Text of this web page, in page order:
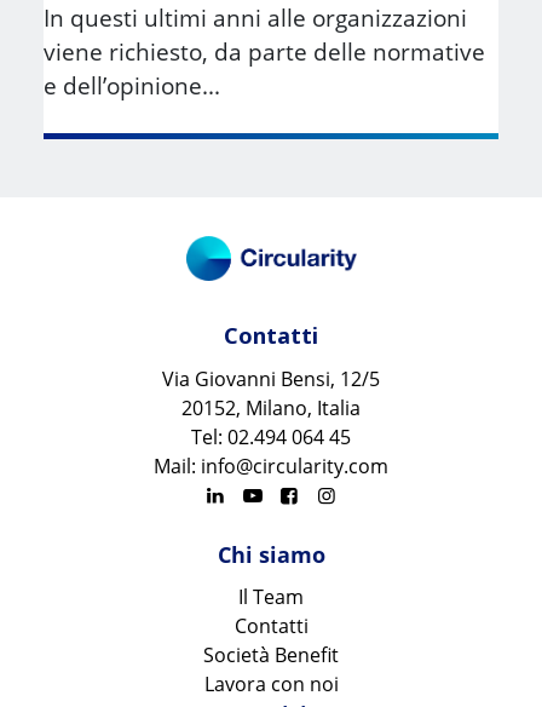
In questi ultimi anni alle organizzazioni
viene richiesto, da parte delle normative
e dell’opinione...
Contatti
Via Giovanni Bensi, 12/5
20152, Milano, Italia
Tel: 02.494 064 45
Mail: info@circularity.com
Chi siamo
Il Team
Contatti
Società Benefit
Lavora con noi